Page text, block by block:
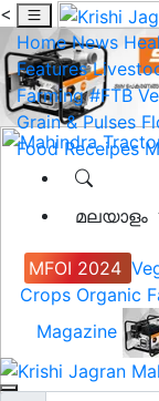
<
Home News
Features
Farming #FTB
Grain & Pulses
Food Receipes
മലയാളം
MFOI 2024
Crops Organic
Magazine